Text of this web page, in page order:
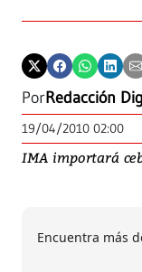
PorRedacción
19/04/2010 02:00
IMA importará
Encuentra más